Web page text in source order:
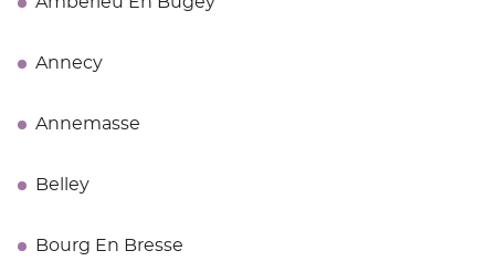
Annecy
Annemasse
Belley
Bourg En Bresse